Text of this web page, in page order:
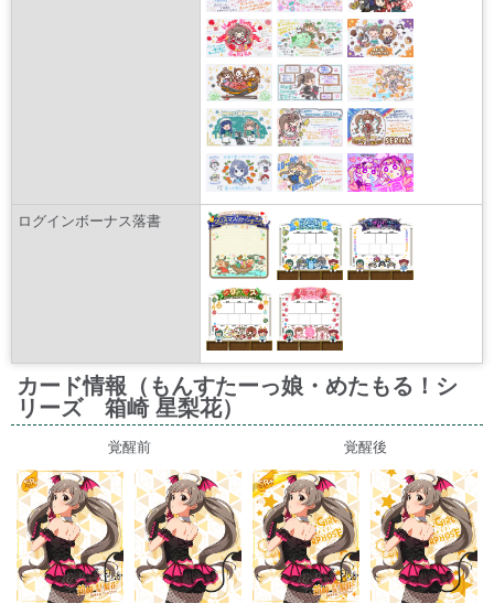
ログインボーナス落書
カード情報（もんすたーっ娘・めたもる！シ
リーズ 箱崎 星梨花）
覚醒前 覚醒後